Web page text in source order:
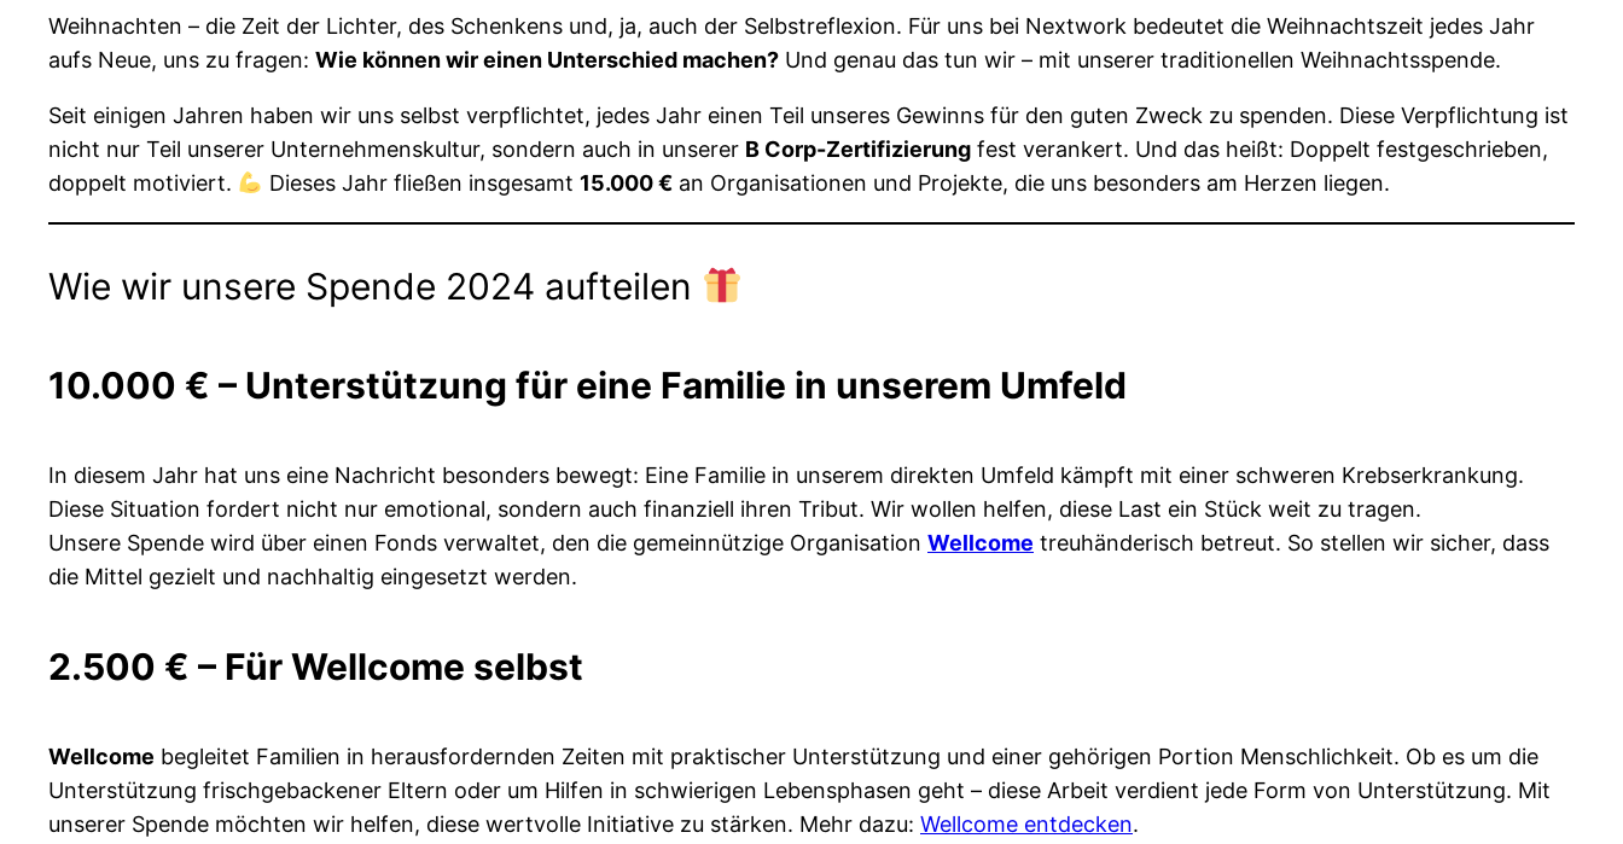
Weihnachten – die Zeit der Lichter, des Schenkens und, ja, auch der Selbstreflexion. Für uns bei Nextwork bedeutet die Weihnachtszeit jedes Jahr
aufs Neue, uns zu fragen: Wie können wir einen Unterschied machen? Und genau das tun wir – mit unserer traditionellen Weihnachtsspende.
Seit einigen Jahren haben wir uns selbst verpflichtet, jedes Jahr einen Teil unseres Gewinns für den guten Zweck zu spenden. Diese Verpflichtung ist
nicht nur Teil unserer Unternehmenskultur, sondern auch in unserer B Corp-Zertifizierung fest verankert. Und das heißt: Doppelt festgeschrieben,
doppelt motiviert.
Dieses Jahr fließen insgesamt 15.000 €an Organisationen und Projekte, die uns besonders am Herzen liegen.
Wie wir unsere Spende 2024 aufteilen
10.000 € – Unterstützung für eine Familie in unserem Umfeld
In diesem Jahr hat uns eine Nachricht besonders bewegt: Eine Familie in unserem direkten Umfeld kämpft mit einer schweren Krebserkrankung.
Diese Situation fordert nicht nur emotional, sondern auch finanziell ihren Tribut. Wir wollen helfen, diese Last ein Stück weit zu tragen.
Unsere Spende wird über einen Fonds verwaltet, den die gemeinnützige Organisation Wellcome treuhänderisch betreut. So stellen wir sicher, dass
die Mittel gezielt und nachhaltig eingesetzt werden.
2.500 € – Für Wellcome selbst
Wellcome begleitet Familien in herausfordernden Zeiten mit praktischer Unterstützung und einer gehörigen Portion Menschlichkeit. Ob es um die
Unterstützung frischgebackener Eltern oder um Hilfen in schwierigen Lebensphasen geht – diese Arbeit verdient jede Form von Unterstützung. Mit
unserer Spende möchten wir helfen, diese wertvolle Initiative zu stärken. Mehr dazu: Wellcome entdecken.